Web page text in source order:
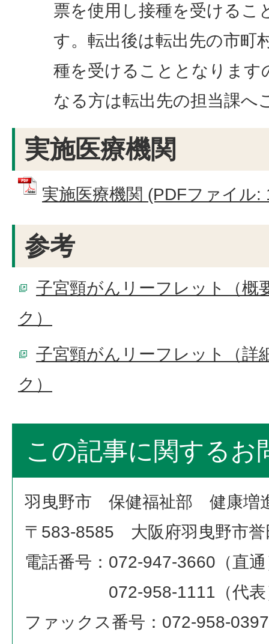
票を使用し接種を受けるこ
す。転出後は転出先の市町
種を受けることとなります
なる方は転出先の担当課
実施医療機関
実施医療機関 (PDFファイル:
参考
子宮頸がんリーフレット（
ク）
子宮頸がんリーフレット（
ク）
この記事に関するお
羽曳野市 保健福祉部 健康増
〒583-8585 大阪府羽曳野市誉
電話番号：072-947-3660（直
072-958-1111（代表
ファックス番号：072-958-0397